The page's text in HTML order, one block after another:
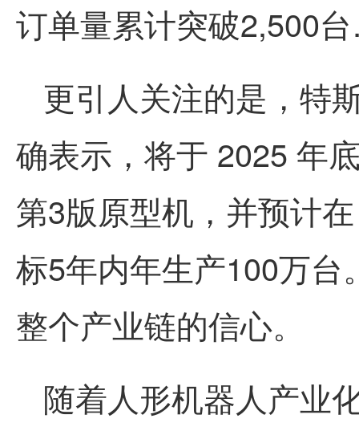
订单量累计突破2,500
更引人关注的是，特
确表示，将于 2025 年
第3版原型机，并预计
标5年内年生产100万
整个产业链的信心。
随着人形机器人产业